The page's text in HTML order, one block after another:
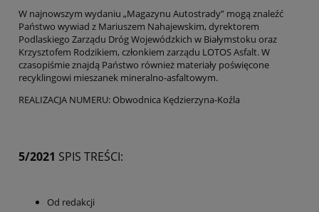
W najnowszym wydaniu „Magazynu Autostrady” mogą znaleźć
Państwo wywiad z Mariuszem Nahajewskim, dyrektorem
Podlaskiego Zarządu Dróg Wojewódzkich w Białymstoku oraz
Krzysztofem Rodzikiem, członkiem zarządu LOTOS Asfalt. W
czasopiśmie znajdą Państwo również materiały poświęcone
recyklingowi mieszanek mineralno-asfaltowym.
REALIZACJA NUMERU: Obwodnica Kędzierzyna-Koźla
5/2021 SPIS TREŚCI:
Od redakcji